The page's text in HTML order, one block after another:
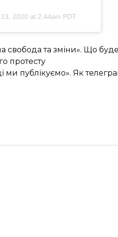
2020 at 2:44am PDT
свобода та зміни». Що буде
протесту
публікуємо». Як